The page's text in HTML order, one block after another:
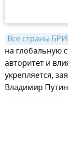
Все страны
на глобальную
авторитет и
укрепляется,
Владимир